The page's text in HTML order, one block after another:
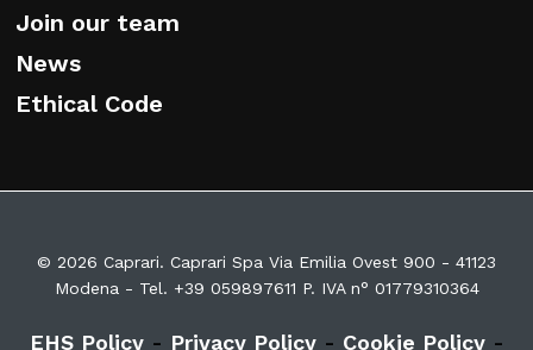
Join our team
News
Ethical Code
© 2026 Caprari. Caprari Spa Via Emilia Ovest 900 - 41123
Modena - Tel. +39 059897611 P. IVA n° 01779310364
EHS Policy- Privacy Policy- Cookie Policy-